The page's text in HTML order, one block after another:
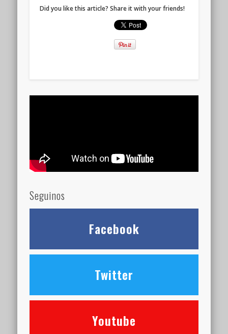
Did you like this article? Share it with your friends!
Seguinos
Facebook
Twitter
Youtube